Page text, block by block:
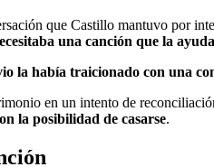
que Castillo mantuvo por
una canción que la
la había traicionado con una
en un intento de
la posibilidad de casarse.